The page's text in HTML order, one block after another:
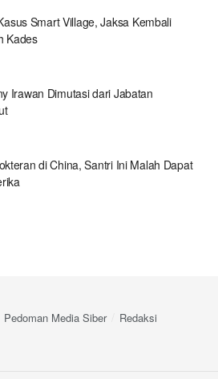
Smart Village, Jaksa Kembali
Kades
Irawan Dimutasi dari Jabatan
di China, Santri Ini Malah Dapat
Pedoman Media Siber Redaksi